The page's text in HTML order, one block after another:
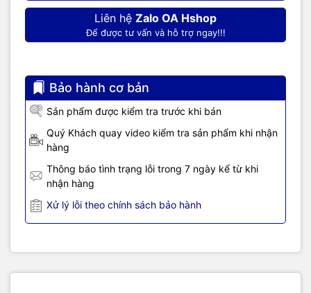
Liên hệ Zalo OA Hshop
Để được tư vấn và hỗ trợ ngay!!!
Bảo hành cơ bản
Sản phẩm được kiểm tra trước khi bán
Quý Khách quay video kiểm tra sản phẩm khi nhận
hàng
Thông báo tình trạng lỗi trong 7 ngày kể từ khi
nhận hàng
Xử lý lỗi theo chính sách bảo hành